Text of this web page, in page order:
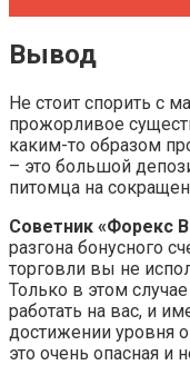
Вывод
Не стоит спорить с
прожорливое
каким-то образом
– это большой
питомца на
Советник «Форекс
разгона бонусного
торговли вы не
Только в этом
работать на вас, и
достижении уровня
это очень опасная и